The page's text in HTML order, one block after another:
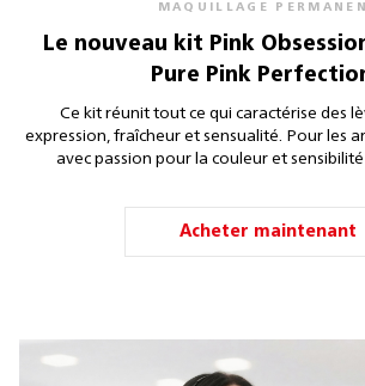
MAQUILLAGE
Le nouveau kit Pink
Pure Pink
Ce kit réunit tout ce qui caractérise des
expression, fraîcheur et sensualité. Pour les
avec passion pour la couleur et
Acheter maintenant